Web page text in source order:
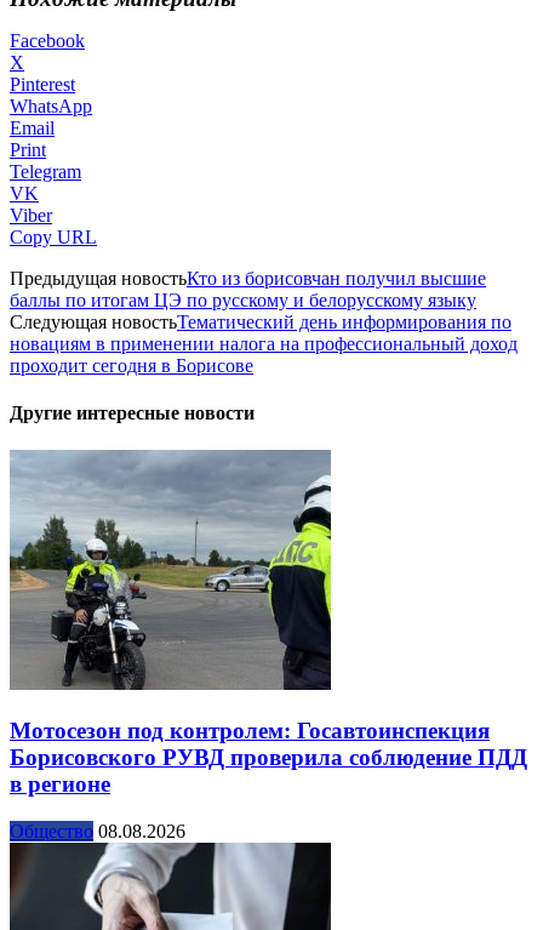
Facebook
X
Pinterest
WhatsApp
Email
Print
Telegram
VK
Viber
Copy URL
Предыдущая новостьКто из борисовчан получил высшие
баллы по итогам ЦЭ по русскому и белорусскому языку
Следующая новостьТематический день информирования по
новациям в применении налога на профессиональный доход
проходит сегодня в Борисове
Другие интересные новости
Мотосезон под контролем: Госавтоинспекция
Борисовского РУВД проверила соблюдение ПДД
в регионе
Общество 08.08.2026